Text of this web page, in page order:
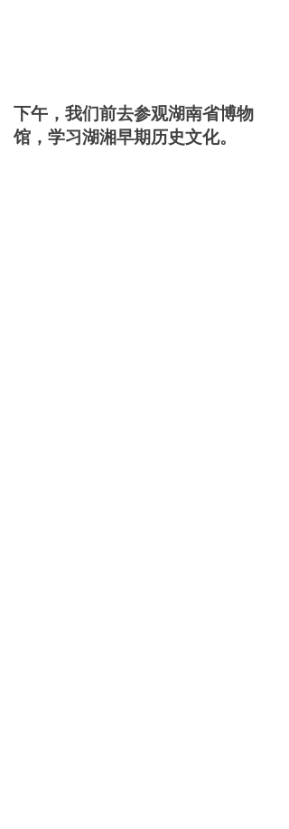
下午，我们前去参观湖南省博物
馆，学习湖湘早期历史文化。